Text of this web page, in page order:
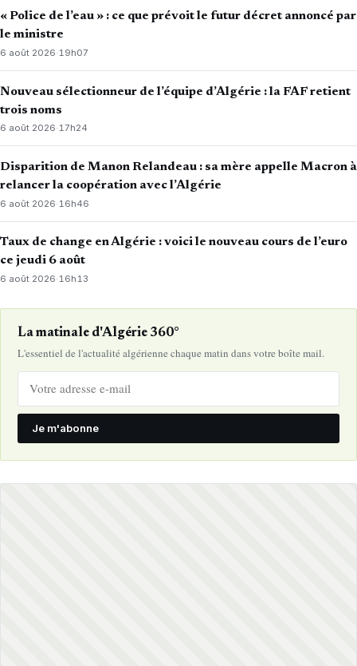
« Police de l’eau » : ce que prévoit le futur décret annoncé par
le ministre
6 août 2026·19h07
Nouveau sélectionneur de l’équipe d’Algérie : la FAF retient
trois noms
6 août 2026·17h24
Disparition de Manon Relandeau : sa mère appelle Macron à
relancer la coopération avec l’Algérie
6 août 2026· 16h46
Taux de change en Algérie : voici le nouveau cours de l’euro
ce jeudi 6 août
6 août 2026·16h13
La matinale d'Algérie 360°
L'essentiel de l'actualité algérienne chaque matin dans votre boîte mail.
Je m'abonne